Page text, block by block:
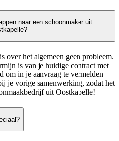
naar een schoonmaker uit
over het algemeen geen probleem.
is van je huidige contract met
om in je aanvraag te vermelden
je vorige samenwerking, zodat het
uit Oostkapelle!